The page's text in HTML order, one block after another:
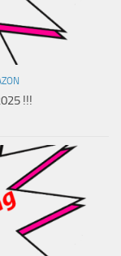
!!!